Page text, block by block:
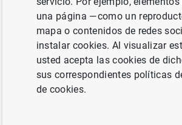
Estadísticas de emisiones de
zona del euro: febrero de
una página —como un
mapa o contenidos de redes
instalar cookies. Al visualizar
usted acepta las cookies de
sus correspondientes políticas
de cookies.